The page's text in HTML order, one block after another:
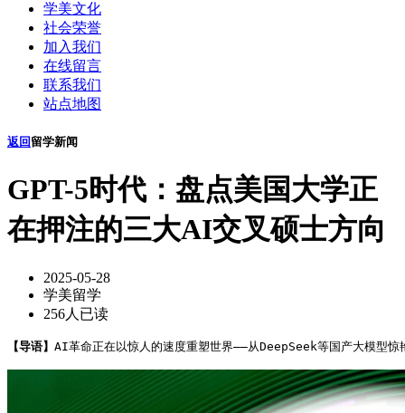
学美文化
社会荣誉
加入我们
在线留言
联系我们
站点地图
返回 留学新闻
GPT-5时代：盘点美国大学正
在押注的三大AI交叉硕士方向
2025-05-28
学美留学
256人已读
【导语】 AI革命正在以惊人的速度重塑世界——从DeepSeek等国产大模型